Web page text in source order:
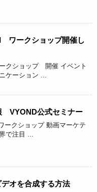
ークショップ開催し
クショップ 開催 イベント
ケーション ...
VYOND公式セミナー
ークショップ 動画マーケテ
で注目 ...
オを合成する方法